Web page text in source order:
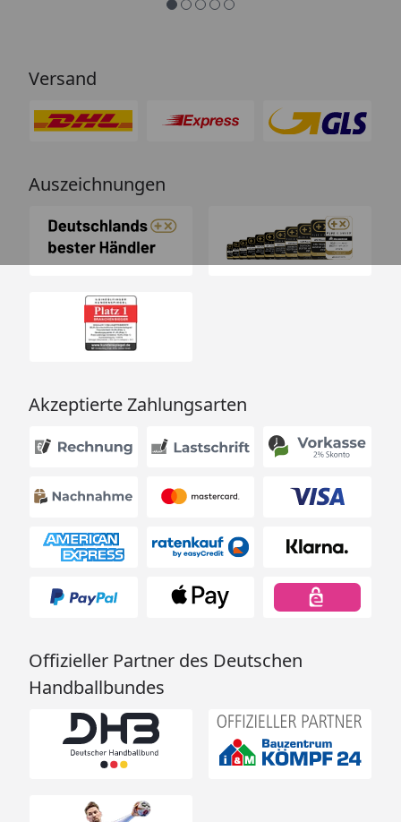
Versand
Auszeichnungen
Akzeptierte Zahlungsarten
Offizieller Partner des Deutschen
Handballbundes